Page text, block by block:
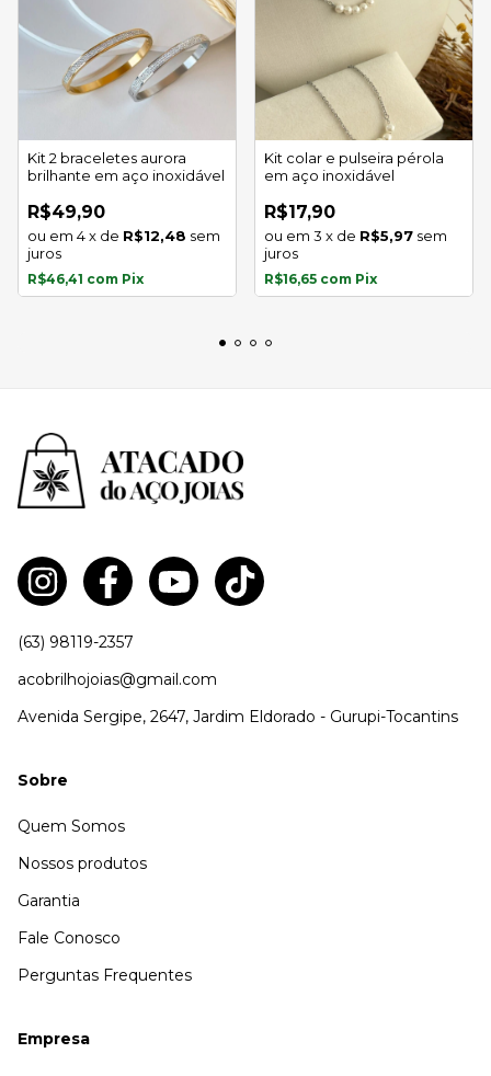
Kit 2 braceletes aurora
brilhante em aço inoxidável
R$49,90
4x de R$12,48 sem
juros
R$46,41 com Pix
Kit colar e pulseira pérola
em aço inoxidável
R$17,90
3 x de R$5,97 sem
juros
R$16,65 com Pix
(63) 98119-2357
acobrilhojoias@gmail.com
Avenida Sergipe, 2647, Jardim Eldorado - Gurupi-Tocantins
Sobre
Quem Somos
Nossos produtos
Garantia
Fale Conosco
Perguntas Frequentes
Empresa